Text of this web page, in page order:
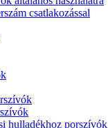
csatlakozással
hulladékhoz porszívók